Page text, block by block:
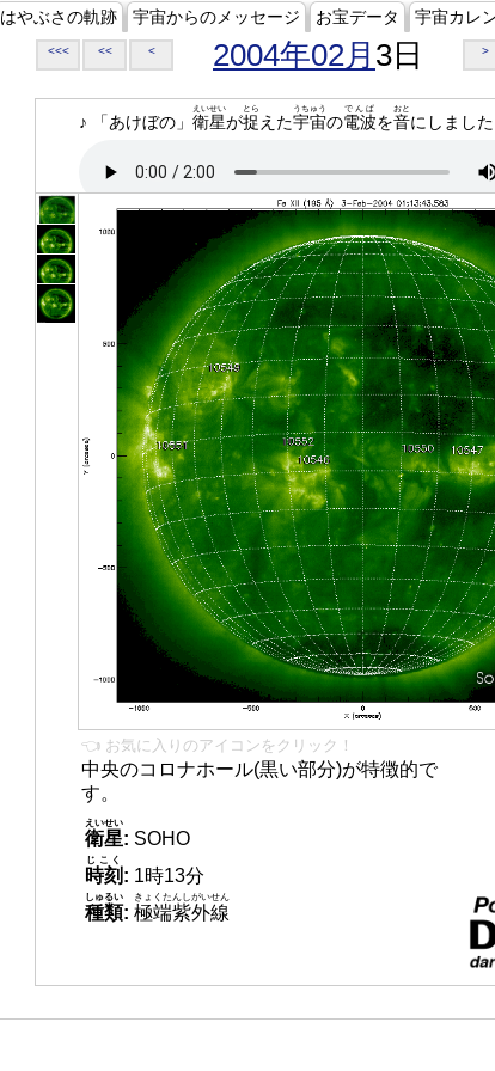
はやぶさの軌跡 宇宙からのメッセージ お宝データ 宇宙カレ
<<< << < 2004年02月 3日 >
♪ 「あけぼの」 衛星
えいせい
が捉
とら
えた宇宙
うちゅう
の電波
でんぱ
を音
おと
にしました
👈 お気に入りのアイコンをクリック！
中央のコロナホール(黒い部分)が特徴的で
す。
衛星
えいせい
: SOHO
時刻
じこく
: 1時13分
種類
しゅるい
: 極端紫外線
きょくたんしがいせん